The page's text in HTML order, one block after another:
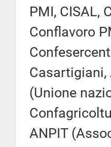
PMI, CISAL,
Conflavoro
Casartigiani,
(Unione
ANPIT